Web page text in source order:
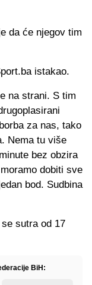
da će njegov tim
istakao.
na strani. S tim
za nas, tako
Nema tu više
bez obzira
dobiti sve
bod. Sudbina
sutra od 17
BiH: